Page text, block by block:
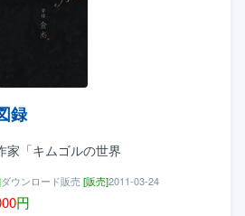
録
家「キムゴルの世界
ダウンロード販売[販売]2011-03-24
円